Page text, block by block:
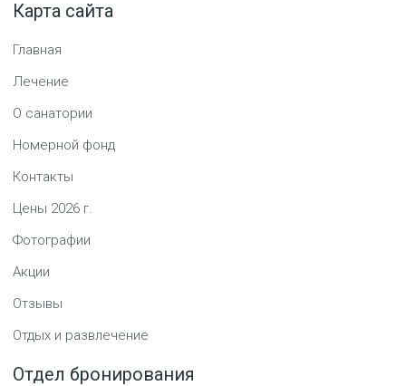
Карта сайта
Главная
Лечение
О санатории
Номерной фонд
Контакты
Цены 2026 г.
Фотографии
Акции
Отзывы
Отдых и развлечение
Отдел бронирования